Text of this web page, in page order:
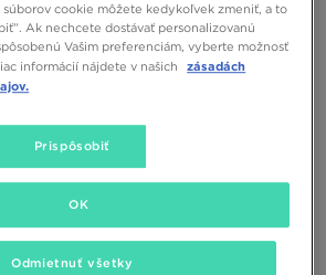
alebo vo fitku? Vyberte si ideálne
si vybrať na mestský beh po asfalte?
na jogu?
súborov cookie môžete kedykoľvek zmeniť, a to
Ak nechcete dostávať personalizovanú
Vašim preferenciám, vyberte možnosť
informácií nájdete v našich
zásadách
Prispôsobiť
Odmietnuť všetky
OK